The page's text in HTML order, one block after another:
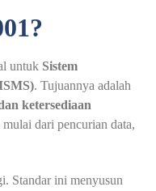
untuk Sistem
. Tujuannya adalah
ketersediaan
dari pencurian data,
Standar ini menyusun